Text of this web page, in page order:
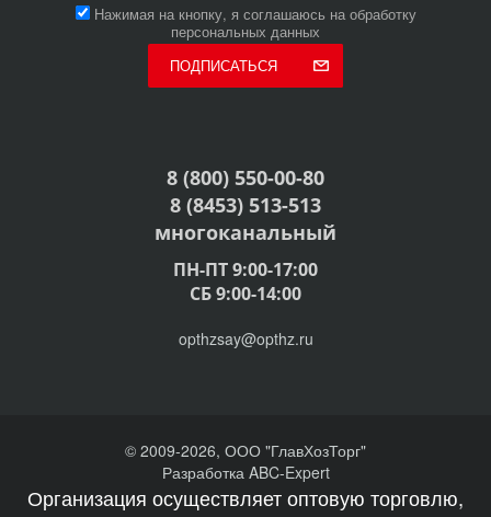
Нажимая на кнопку, я соглашаюсь на обработку
персональных данных
ПОДПИСАТЬСЯ
8 (800) 550-00-80
8 (8453) 513-513
многоканальный
ПН-ПТ 9:00-17:00
СБ 9:00-14:00
opthzsay@opthz.ru
© 2009-2026, ООО "ГлавХозТорг"
Разработка ABC-Expert
Организация осуществляет оптовую торговлю,